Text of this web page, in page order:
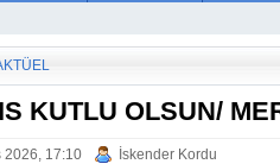
KUTLU OLSUN/
2026, 17:10 İskender Kordu